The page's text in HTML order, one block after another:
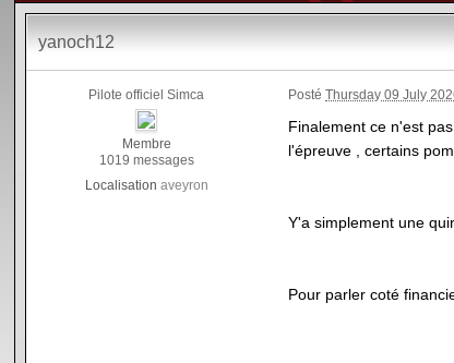
yanoch12
Pilote officiel Simca
Membre
1019 messages
Localisation aveyron
PostéThursday 09 July
Finalement ce n'est
l'épreuve , certains
Y'a simplement une
Pour parler coté